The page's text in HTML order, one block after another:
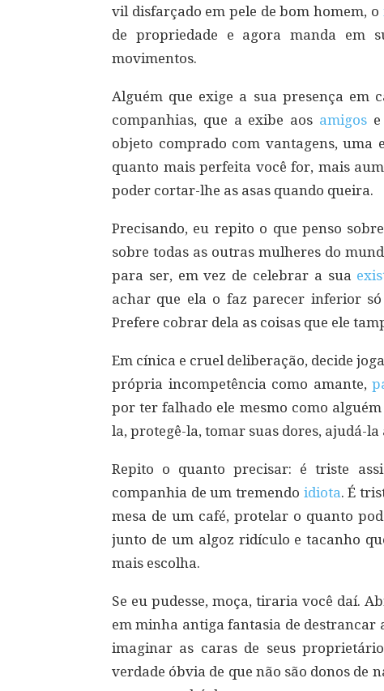
vil disfarçado em pele de bom homem, o
de propriedade e agora manda em
movimentos.
Alguém que exige a sua presença em
companhias, que a exibe aos amigos
objeto comprado com vantagens, uma
quanto mais perfeita você for, mais
poder cortar-lhe as asas quando queira.
Precisando, eu repito o que penso
sobre todas as outras mulheres do
para ser, em vez de celebrar a sua
achar que ela o faz parecer inferior
Prefere cobrar dela as coisas que ele
Em cínica e cruel deliberação, decide
própria incompetência como amante,
por ter falhado ele mesmo como
la, protegê-la, tomar suas dores, ajudá-la
Repito o quanto precisar: é triste
companhia de um tremendo idiota. É
mesa de um café, protelar o quanto
junto de um algoz ridículo e tacanho
mais escolha.
Se eu pudesse, moça, tiraria você daí.
em minha antiga fantasia de destrancar
imaginar as caras de seus
verdade óbvia de que não são donos de